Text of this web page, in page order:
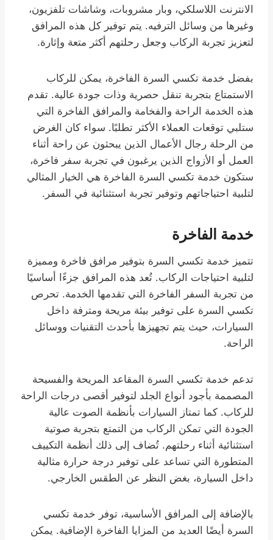
الانترنت اللاسلكي، وبار مشروبات، وشاشات تلفزيون،
وغيرها من وسائل الترفيه. يتم توفير كل هذه المرافق
لتعزيز تجربة الركاب وجعل رحلتهم أكثر متعة وإثارة.
بفضل خدمة تكسي السرة الفاخرة، يمكن للركاب
الاستمتاع بتجربة تنقل حصرية وذات جودة عالية. تقدم
هذه الخدمة الراحة والفخامة والمرافق الفاخرة التي
ستلبي توقعات العملاء الأكثر تطلبًا. سواء كان الغرض
من الرحلة رجال الأعمال الذين يبحثون عن راحة أثناء
العمل أو الأزواج الذين يرغبون في تجربة سفر فاخرة،
ستكون خدمة تكسي السرة الفاخرة هي الخيار المثالي
لتلبية احتياجاتهم وتوفير تجربة استثنائية في السفر.
خدمة الفاخرة
تتميز خدمة تكسي السرة بتوفير مرافق فاخرة ومميزة
لتلبية احتياجات الركاب. تُعد هذه المرافق جزءًا أساسيًا
من تجربة السفر الفاخرة التي تقدمها الخدمة. تحرص
تكسي السرة على توفير بيئة مريحة ومترفة داخل
السيارات، حيث يتم تجهيزها بأحدث التقنيات ووسائل
الراحة.
تدعم خدمة تكسي السرة المقاعد المريحة والفسيحة
المصممة بأجود أنواع الجلد لتوفير أقصى درجات الراحة
للركاب. كما تمتاز السيارات بأنظمة الصوت عالية
الجودة التي تمكن الركاب من التمتع بتجربة صوتية
استثنائية أثناء رحلتهم. تُضاف إلى ذلك أنظمة التكييف
المتطورة التي تساعد على توفير درجة حرارة مثالية
داخل السيارة، بغض النظر عن الطقس الخارجي.
بالإضافة إلى المرافق الأساسية، توفر خدمة تكسي
السرة أيضًا العديد من المزايا الفاخرة الإضافية. يمكن